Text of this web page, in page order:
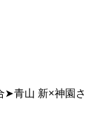
➤青山 新×神園さ